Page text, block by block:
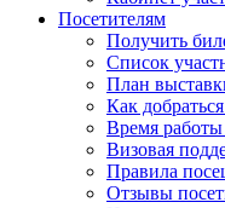
Посетителям
Получить
Список
План
Как
Время
Визовая
Правила
Отзывы